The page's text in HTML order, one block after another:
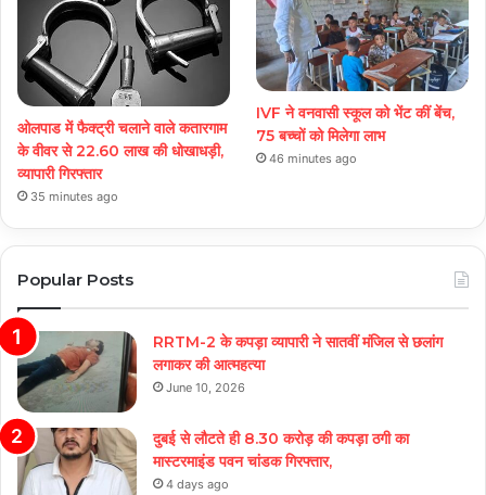
ओलपाड में फैक्ट्री चलाने वाले कतारगाम
के वीवर से 22.60 लाख की धोखाधड़ी,
व्यापारी गिरफ्तार
35 minutes ago
IVF ने वनवासी स्कूल को भेंट कीं बेंच,
75 बच्चों को मिलेगा लाभ
46 minutes ago
Popular Posts
RRTM-2 के कपड़ा व्यापारी ने सातवीं मंजिल से छलांग
लगाकर की आत्महत्या
June 10, 2026
दुबई से लौटते ही 8.30 करोड़ की कपड़ा ठगी का
मास्टरमाइंड पवन चांडक गिरफ्तार,
4 days ago